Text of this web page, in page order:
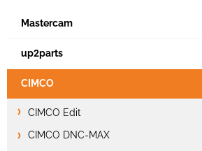
Mastercam
up2parts
CIMCO
CIMCO Edit
CIMCO DNC-MAX